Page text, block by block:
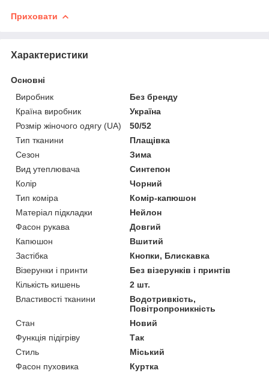
Приховати
Характеристики
Основні
Виробник
Без бренду
Країна виробник
Україна
Розмір жіночого одягу (UA)
50/52
Тип тканини
Плащівка
Сезон
Зима
Вид утеплювача
Синтепон
Колір
Чорний
Тип коміра
Комір-капюшон
Матеріал підкладки
Нейлон
Фасон рукава
Довгий
Капюшон
Вшитий
Застібка
Кнопки, Блискавка
Візерунки і принти
Без візерунків і принтів
Кількість кишень
2 шт.
Властивості тканини
Водотривкість,
Повітропроникність
Стан
Новий
Функція підігріву
Так
Стиль
Міський
Фасон пуховика
Куртка